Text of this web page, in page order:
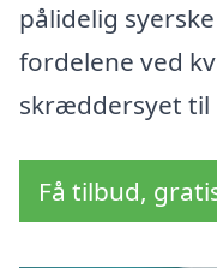
pålidelig
fordelene ved
skræddersyet til
Få tilbud,